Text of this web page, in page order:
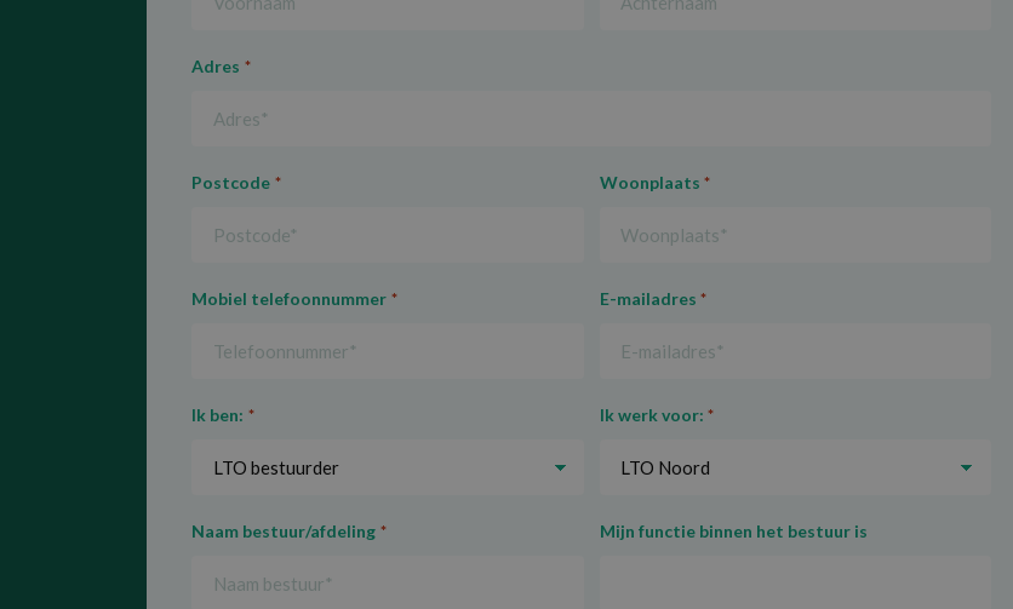
Adres *
Postcode * Woonplaats *
Mobiel telefoonnummer * E-mailadres *
Ik ben: * Ik werk voor: *
Naam bestuur/afdeling * Mijn functie binnen het bestuur is